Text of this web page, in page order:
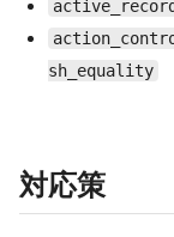
sh_equality
対応策